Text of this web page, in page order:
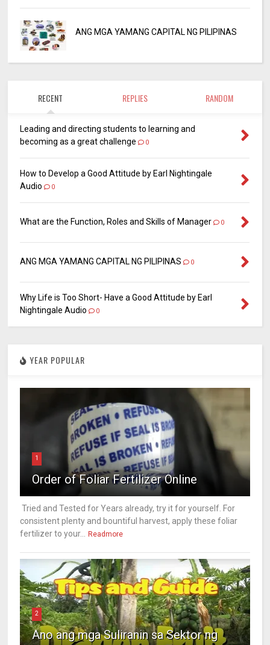
ANG MGA YAMANG CAPITAL NG PILIPINAS
RECENT REPLIES RANDOM
Leading and directing students to learning and
becoming as a great challenge
0
How to Develop a Good Attitude by Earl Nightingale
Audio
0
What are the Function, Roles and Skills of Manager 0
ANG MGA YAMANG CAPITAL NG PILIPINAS 0
Why Life is Too Short- Have a Good Attitude by Earl
Nightingale Audio
0
YEAR POPULAR
1
Order of Foliar Fertilizer Online
Tried and Tested for Years already, try it for yourself. For
consistent plenty and bountiful harvest, apply these foliar
fertilizer to your...
Readmore
2
Ano ang mga Suliranin sa Sektor ng